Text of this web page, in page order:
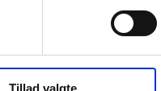
Tillad valgte